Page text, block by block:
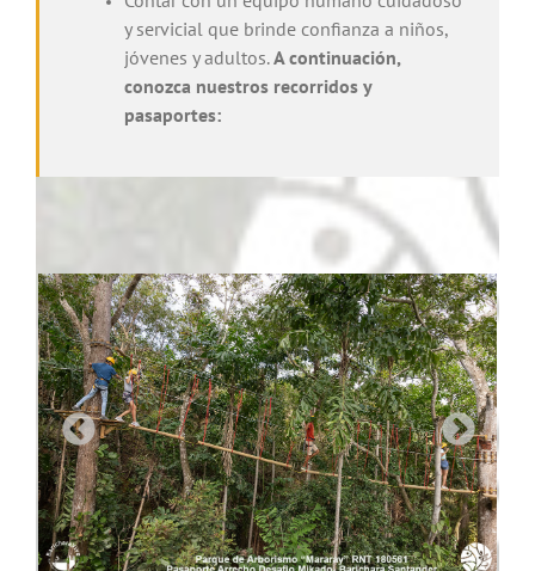
y servicial que brinde confianza a niños,
jóvenes y adultos.A continuación,
conozca nuestros recorridos y
pasaportes: